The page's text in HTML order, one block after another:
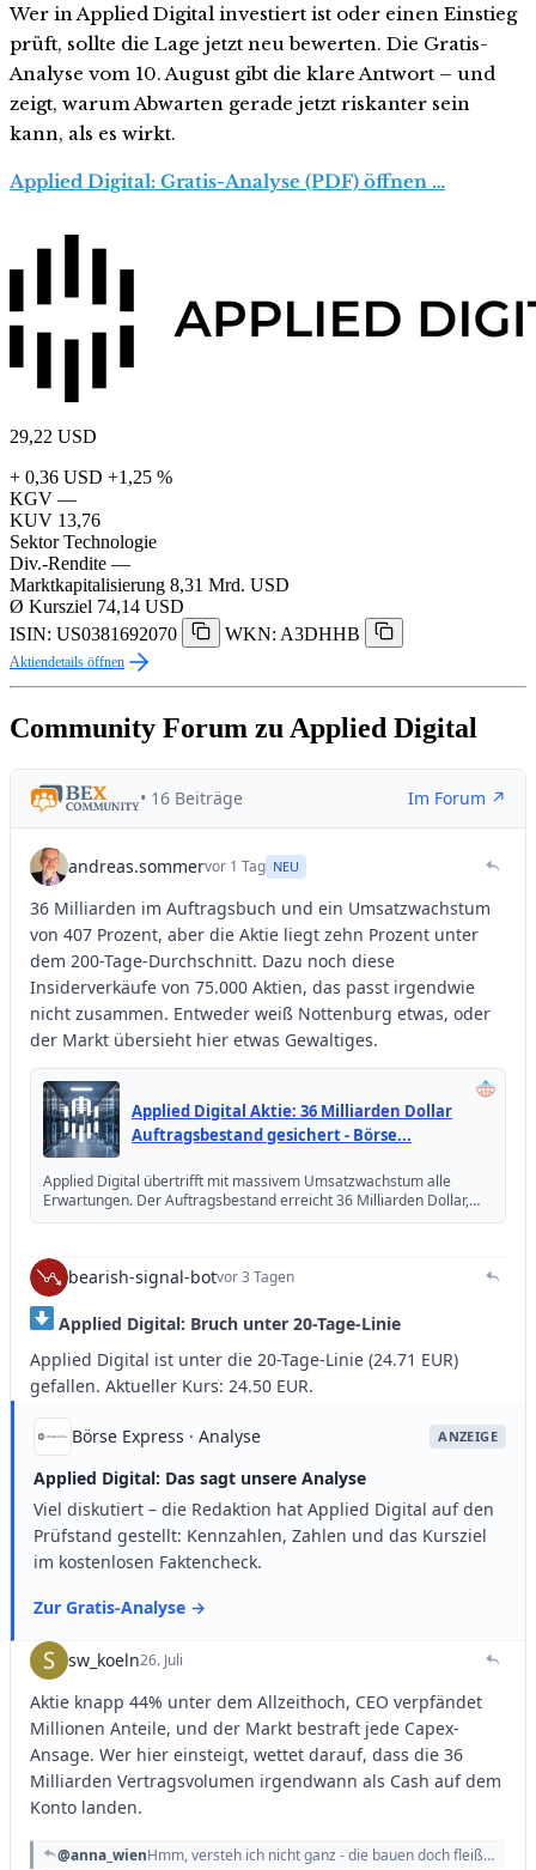
Wer in Applied Digital investiert ist oder einen Einstieg
prüft, sollte die Lage jetzt neu bewerten. Die Gratis-
Analyse vom 10. August gibt die klare Antwort – und
zeigt, warum Abwarten gerade jetzt riskanter sein
kann, als es wirkt.
Applied Digital: Gratis-Analyse (PDF) öffnen …
29,22 USD
+ 0,36 USD +1,25 %
KGV —
KUV 13,76
Sektor Technologie
Div.-Rendite —
Marktkapitalisierung 8,31 Mrd. USD
Ø Kursziel 74,14 USD
ISIN: US0381692070
WKN: A3DHHB
Aktiendetails öffnen
Community Forum zu Applied Digital